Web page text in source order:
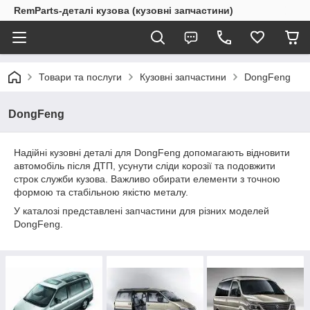
RemParts-деталі кузова (кузовні запчастини)
Товари та послуги Кузовні запчастини DongFeng
DongFeng
Надійні кузовні деталі для DongFeng допомагають відновити
автомобіль після ДТП, усунути сліди корозії та подовжити
строк служби кузова. Важливо обирати елементи з точною
формою та стабільною якістю металу.
У каталозі представлені запчастини для різних моделей
DongFeng.